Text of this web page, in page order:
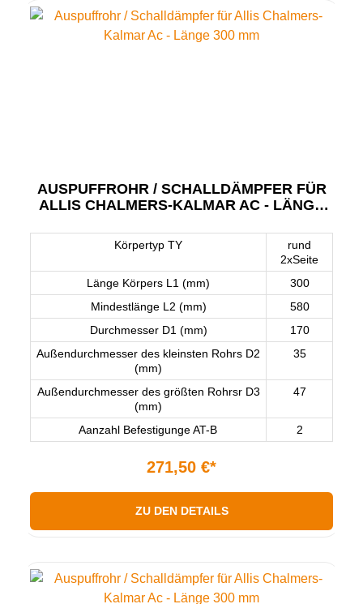
AUSPUFFROHR / SCHALLDÄMPFER FÜR
ALLIS CHALMERS-KALMAR AC - LÄNGE
Körpertyp TY
rund
2xSeite
Länge Körpers L1 (mm)
300
Mindestlänge L2 (mm)
580
Durchmesser D1 (mm)
170
Außendurchmesser des kleinsten Rohrs D2
(mm)
35
Außendurchmesser des größten Rohrsr D3
(mm)
47
Aanzahl Befestigunge AT-B 2
271,50 €*
ZU DEN DETAILS